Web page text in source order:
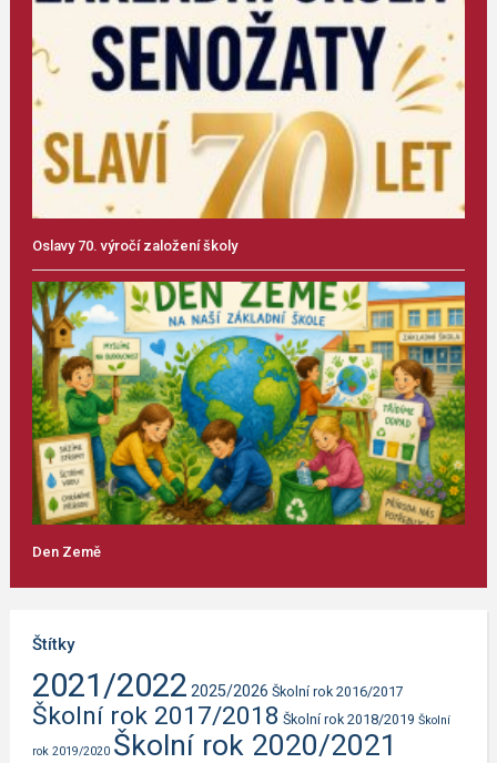
Oslavy 70. výročí založení školy
Den Země
Štítky
2021/2022 2025/2026 Školní rok 2016/2017
Školní rok 2017/2018 Školní rok 2018/2019 Školní
rok 2019/2020 Školní rok 2020/2021